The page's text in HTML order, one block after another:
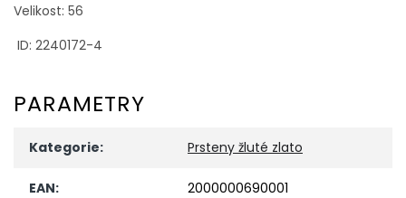
Velikost: 56
ID: 2240172-4
PARAMETRY
Kategorie: Prsteny žluté zlato
EAN: 2000000690001